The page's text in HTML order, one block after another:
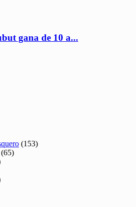
gana de 10 a...
(153)
(65)